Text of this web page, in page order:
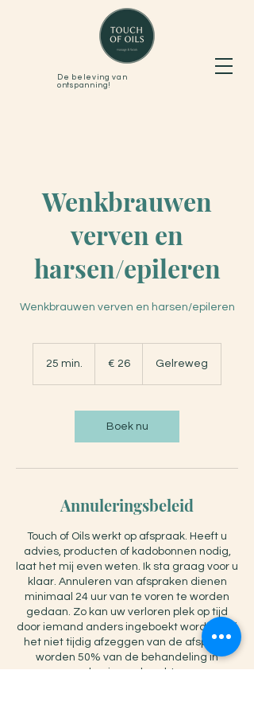
De beleving van
ontspanning!
Wenkbrauwen
verven en
harsen/epileren
Wenkbrauwen verven en harsen/epileren
25 min.
i
€ 26 Gelreweg
Boek nu
Annuleringsbeleid
Touch of Oils werkt op afspraak. Heeft u
advies, producten of kadobonnen nodig,
laat het mij even weten. Ik sta graag voor u
klaar. Annuleren van afspraken dienen
minimaal 24 uur van te voren te worden
gedaan. Zo kan uw verloren plek op tijd
door iemand anders ingeboekt worden. Bij
het niet tijdig afzeggen van de afspraak
worden 50% van de behandeling in
rekening gebracht.